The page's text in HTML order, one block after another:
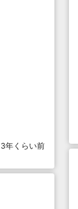
3年くらい前